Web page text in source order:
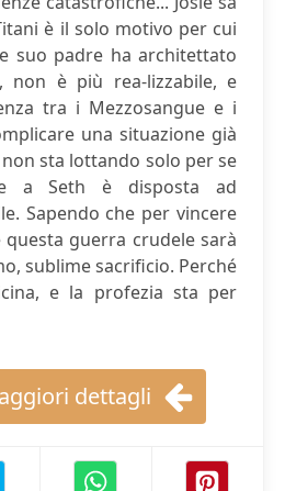
è il solo motivo per cui
suo padre ha architettato
non è più rea-lizzabile, e
tra i Mezzosangue e i
una situazione già
non sta lottando solo per se
a Seth è disposta ad
Sapendo che per vincere
guerra crudele sarà
sublime sacrificio. Perché
e la profezia sta per
dettagli